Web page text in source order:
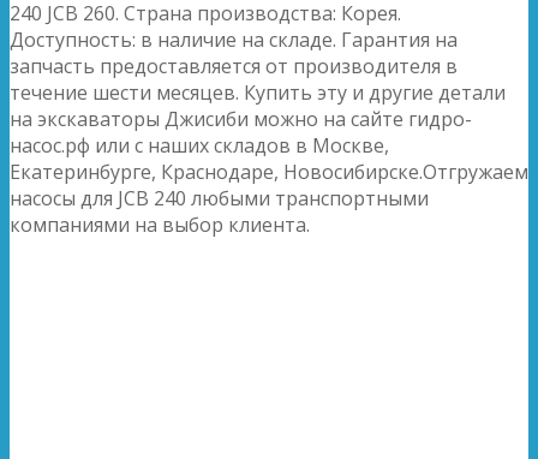
240 JCB 260. Страна производства: Корея.
Доступность: в наличие на складе. Гарантия на
запчасть предоставляется от производителя в
течение шести месяцев. Купить эту и другие детали
на экскаваторы Джисиби можно на сайте гидро-
насос.рф или с наших складов в Москве,
Екатеринбурге, Краснодаре, Новосибирске.Отгружаем
насосы для JCB 240 любыми транспортными
компаниями на выбор клиента.